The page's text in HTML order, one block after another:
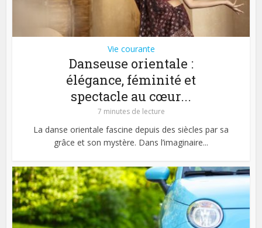
Vie courante
Danseuse orientale :
élégance, féminité et
spectacle au cœur...
7 minutes de lecture
La danse orientale fascine depuis des siècles par sa
grâce et son mystère. Dans l’imaginaire...